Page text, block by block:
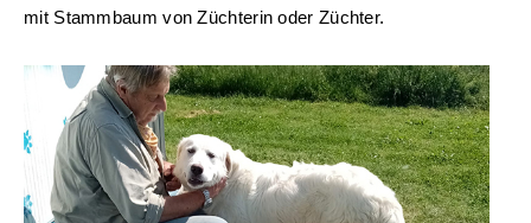
mit Stammbaum von Züchterin oder Züchter.